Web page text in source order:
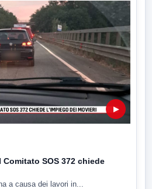
▶
SOS 372 chiede
a causa dei lavori in...